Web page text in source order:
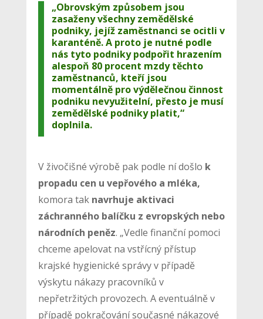
„Obrovským způsobem jsou
zasaženy všechny zemědělské
podniky, jejíž zaměstnanci se ocitli v
karanténě. A proto je nutné podle
nás tyto podniky podpořit hrazením
alespoň 80 procent mzdy těchto
zaměstnanců, kteří jsou
momentálně pro výdělečnou činnost
podniku nevyužitelní, přesto je musí
zemědělské podniky platit,“
doplnila.
V živočišné výrobě pak podle ní došlo k
propadu cen u vepřového a mléka,
komora tak navrhuje aktivaci
záchranného balíčku z evropských nebo
národních peněz. „Vedle finanční pomoci
chceme apelovat na vstřícný přístup
krajské hygienické správy v případě
výskytu nákazy pracovníků v
nepřetržitých provozech. A eventuálně v
případě pokračování současné nákazové